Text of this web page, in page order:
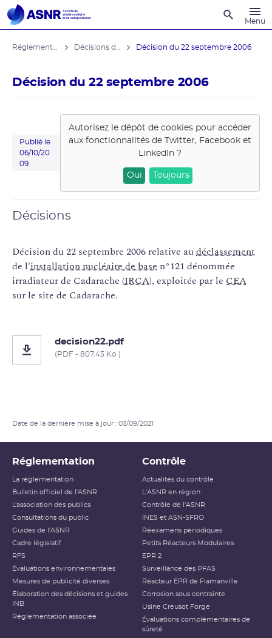
Menu
Décision du 22 septembre 2006
Décision du 22 septembre 2006
Publié le
06/10/20
09
Autorisez le dépôt de cookies pour accéder
aux fonctionnalités deTwitter, Facebook et
LinkedIn ?
Oui Toujours
Décisions
Décision du 22 septembre 2006 relative audéclassement
de l'installation nucléaire de base n°121 dénommée
irradiateur de Cadarache (IRCA), exploitée par le CEA
sur le site de Cadarache.
decision22.pdf
(PDF - 807.45 Ko )
Date de la dernière mise à jour : 03/09/2021
Réglementation
La réglementation
Bulletin officiel de l'ASNR
L’association des publics
Consultations du public
Guides de l'ASNR
Cadre législatif
RFS
Évaluations environnementales
Mesures de publicité diverses
Élaboration des décisions et guides
INB
Réglementation associée
Contrôle
Actualités du contrôle
L'ASNR en région
Contrôle de l'ASNR
INES et ASN-SFRO
Réexamens périodiques
Petits Réacteurs Modulaires
EPR 2
Surveillance des PFAS
Réacteur EPR de Flamanville
Corrosion sous contrainte
Usine Creusot Forge
Évaluations complémentaires de
sûreté